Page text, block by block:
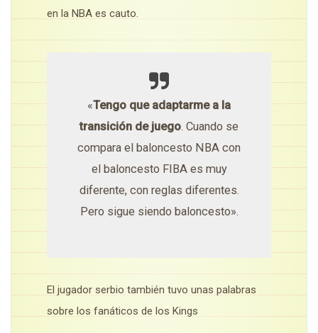
en la NBA es cauto.
«Tengo que adaptarme a la
transición de juego. Cuando se
compara el baloncesto NBA con
el baloncesto FIBA es muy
diferente, con reglas diferentes.
Pero sigue siendo baloncesto».
El jugador serbio también tuvo unas palabras
sobre los fanáticos de los Kings